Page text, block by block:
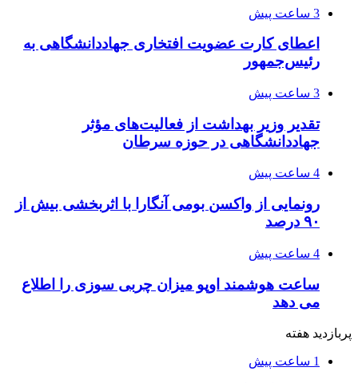
3 ساعت پیش
اعطای کارت عضویت افتخاری جهاددانشگاهی به
رئیس‌جمهور
3 ساعت پیش
تقدیر وزیر بهداشت از فعالیت‌های مؤثر
جهاددانشگاهی در حوزه سرطان
4 ساعت پیش
رونمایی از واکسن بومی آنگارا با اثربخشی بیش از
۹۰ درصد
4 ساعت پیش
ساعت هوشمند اوپو میزان چربی سوزی را اطلاع
می دهد
پربازدید هفته
1 ساعت پیش